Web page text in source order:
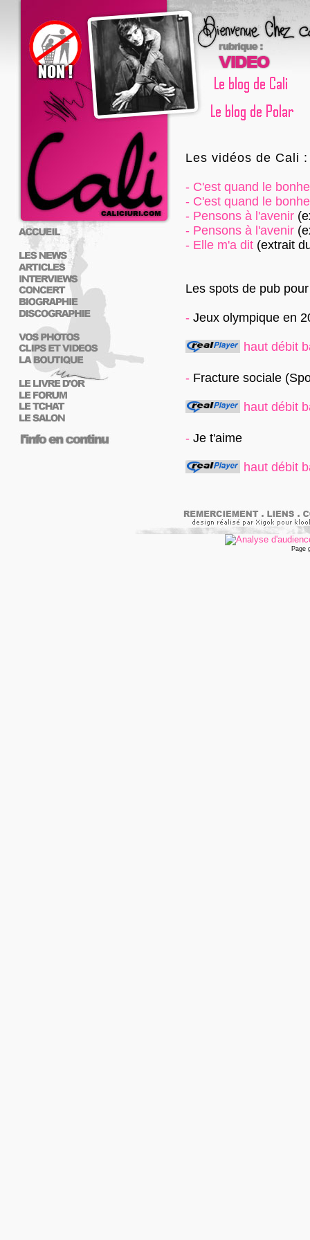
Les vidéos de Cali :
- C'est quand le
- C'est quand le
- Pensons à l'avenir
- Pensons à l'avenir
- Elle m'a dit (extrait
Les spots de pub
- Jeux olympique en
haut débit
- Fracture sociale
haut débit
- Je t'aime
haut débit
Page